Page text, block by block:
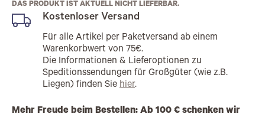
DAS PRODUKT IST AKTUELL NICHT LIEFERBAR.
Kostenloser Versand
Für alle Artikel per Paketversand ab einem
Warenkorbwert von 75€.
Die Informationen & Lieferoptionen zu
Speditionssendungen für Großgüter (wie z.B.
Liegen) finden Sie hier.
Mehr Freude beim Bestellen: Ab 100 € schenken wir